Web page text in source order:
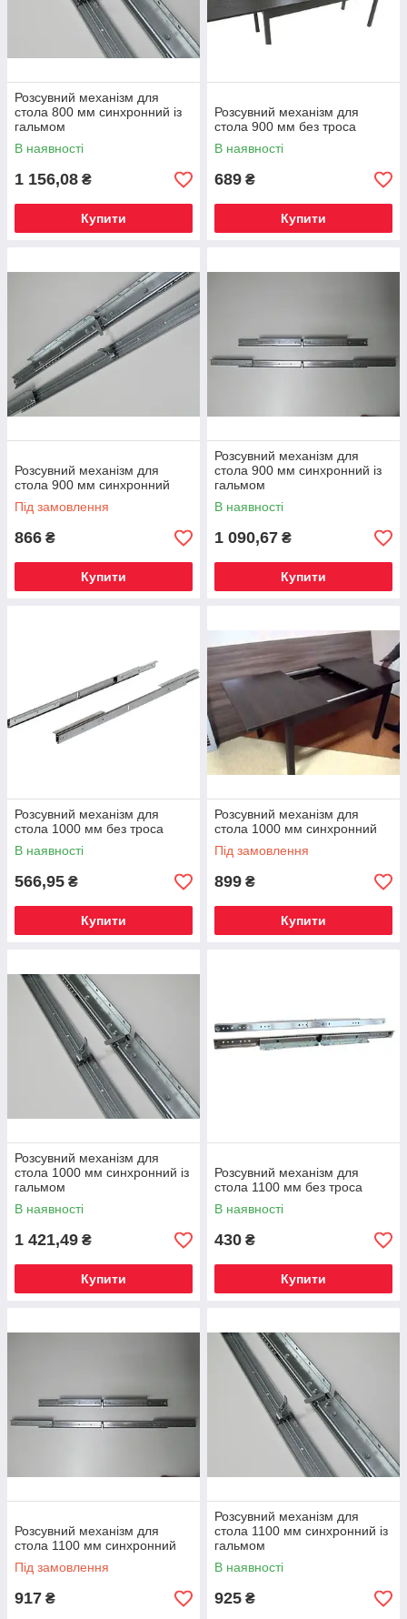
Розсувний механізм для
стола 800 мм синхронний із
гальмом
В наявності
1 156,08 ₴
Купити
Розсувний механізм для
стола 900 мм без троса
В наявності
689 ₴
Купити
Розсувний механізм для
стола 900 мм синхронний
Під замовлення
866 ₴
Купити
Розсувний механізм для
стола 900 мм синхронний із
гальмом
В наявності
1 090,67 ₴
Купити
Розсувний механізм для
стола 1000 мм без троса
В наявності
566,95 ₴
Купити
Розсувний механізм для
стола 1000 мм синхронний
Під замовлення
899 ₴
Купити
Розсувний механізм для
стола 1000 мм синхронний із
гальмом
В наявності
1 421,49 ₴
Купити
Розсувний механізм для
стола 1100 мм без троса
В наявності
430 ₴
Купити
Розсувний механізм для
стола 1100 мм синхронний
Під замовлення
917 ₴
Розсувний механізм для
стола 1100 мм синхронний із
гальмом
В наявності
925 ₴